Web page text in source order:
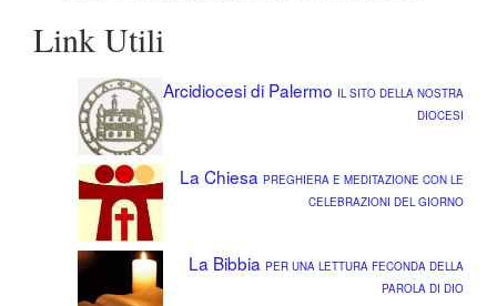
Link Utili
Arcidiocesi di Palermo IL SITO DELLA NOSTRA
DIOCESI
La Chiesa PREGHIERA E MEDITAZIONE CON LE
CELEBRAZIONI DEL GIORNO
La Bibbia PER UNA LETTURA FECONDA DELLA
PAROLA DI DIO